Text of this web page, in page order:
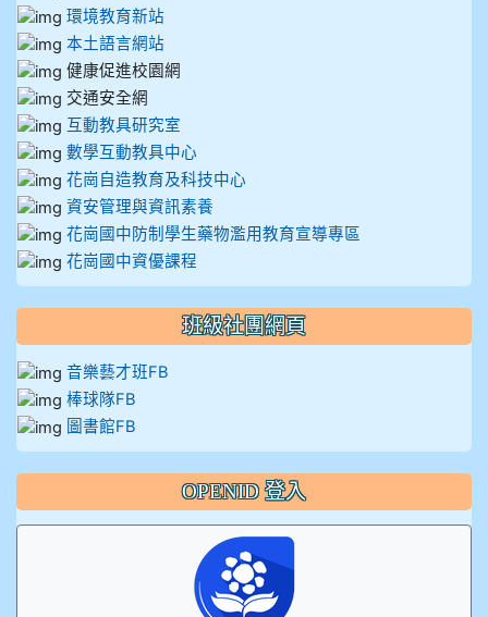
環境教育新站
本土語言網站
健康促進校園網
交通安全網
互動教具研究室
數學互動教具中心
花崗自造教育及科技中心
資安管理與資訊素養
花崗國中防制學生藥物濫用教育宣導專區
花崗國中資優課程
班級社團網頁
音樂藝才班FB
棒球隊FB
圖書館FB
OPENID 登入